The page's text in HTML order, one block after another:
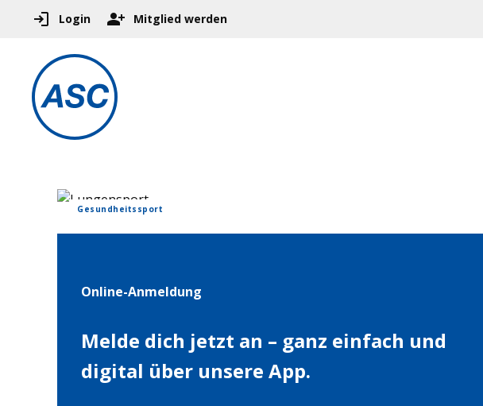
Login Mitglied werden
Gesundheitssport
Online-Anmeldung
Melde dich jetzt an – ganz einfach und
digital über unsere App.